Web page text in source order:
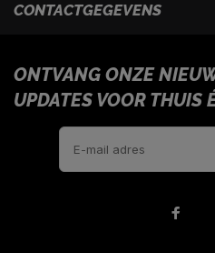
CONTACTGEGEVENS
ONTVANG ONZE
UPDATES VOOR THUIS